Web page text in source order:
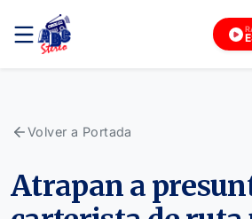
Volver a Portada
Atrapan a